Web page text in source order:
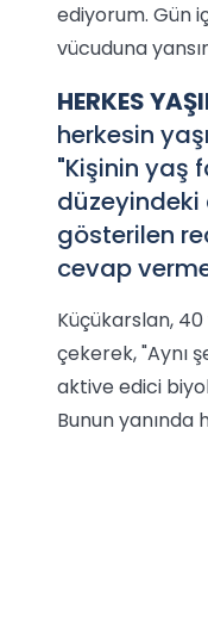
ediyorum. Gün
vücuduna
HERKES
herkesin
"Kişinin yaş
düzeyindeki
gösterilen
cevap
Küçükarslan,
çekerek, "Aynı
aktive edici
Bunun yanında